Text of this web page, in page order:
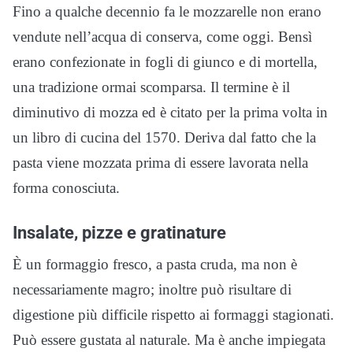
Fino a qualche decennio fa le mozzarelle non erano
vendute nell’acqua di conserva, come oggi. Bensì
erano confezionate in fogli di giunco e di mortella,
una tradizione ormai scomparsa. Il termine è il
diminutivo di mozza ed è citato per la prima volta in
un libro di cucina del 1570. Deriva dal fatto che la
pasta viene mozzata prima di essere lavorata nella
forma conosciuta.
Insalate, pizze e gratinature
È un formaggio fresco, a pasta cruda, ma non è
necessariamente magro; inoltre può risultare di
digestione più difficile rispetto ai formaggi stagionati.
Può essere gustata al naturale. Ma è anche impiegata